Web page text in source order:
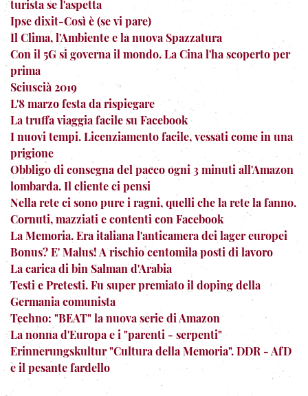
turista se l'aspetta
Ipse dixit-Così è (se vi pare)
Il Clima, l'Ambiente e la nuova Spazzatura
Con il 5G si governa il mondo. La Cina l'ha scoperto per
prima
Sciuscià 2019
L'8 marzo festa da rispiegare
La truffa viaggia facile su Facebook
I nuovi tempi. Licenziamento facile, vessati come in una
prigione
Obbligo di consegna del pacco ogni 3 minuti all'Amazon
lombarda. Il cliente ci pensi
Nella rete ci sono pure i ragni, quelli che la rete la fanno.
Cornuti, mazziati e contenti con Facebook
La Memoria. Era italiana l'anticamera dei lager europei
Bonus? E' Malus! A rischio centomila posti di lavoro
La carica di bin Salman d'Arabia
Testi e Pretesti. Fu super premiato il doping della
Germania comunista
Techno: "BEAT" la nuova serie di Amazon
La nonna d'Europa e i "parenti - serpenti"
Erinnerungskultur "Cultura della Memoria". DDR - AfD
e il pesante fardello